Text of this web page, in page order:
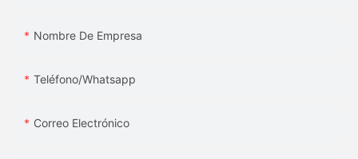
Nombre De Empresa
Teléfono/whatsapp
Correo Electrónico